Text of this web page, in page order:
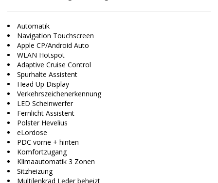
Automatik
Navigation Touchscreen
Apple CP/Android Auto
WLAN Hotspot
Adaptive Cruise Control
Spurhalte Assistent
Head Up Display
Verkehrszeichenerkennung
LED Scheinwerfer
Fernlicht Assistent
Polster Hevelius
eLordose
PDC vorne + hinten
Komfortzugang
Klimaautomatik 3 Zonen
Sitzheizung
Multilenkrad Leder beheizt